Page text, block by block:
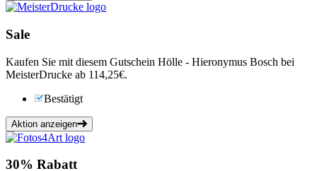
Sale
Kaufen Sie mit diesem Gutschein Hölle - Hieronymus Bosch bei
MeisterDrucke ab 114,25€.
Bestätigt
Aktion anzeigen
30% Rabatt